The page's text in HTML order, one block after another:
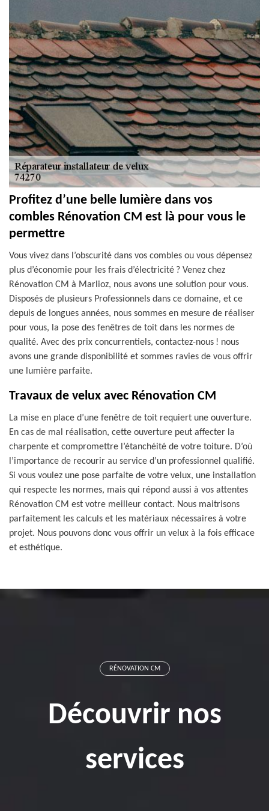
Profitez d’une belle lumière dans vos
combles Rénovation CM est là pour vous le
permettre
Vous vivez dans l’obscurité dans vos combles ou vous dépensez
plus d’économie pour les frais d’électricité ? Venez chez
Rénovation CM à Marlioz, nous avons une solution pour vous.
Disposés de plusieurs Professionnels dans ce domaine, et ce
depuis de longues années, nous sommes en mesure de réaliser
pour vous, la pose des fenêtres de toit dans les normes de
qualité. Avec des prix concurrentiels, contactez-nous ! nous
avons une grande disponibilité et sommes ravies de vous offrir
une lumière parfaite.
Travaux de velux avec Rénovation CM
La mise en place d’une fenêtre de toit requiert une ouverture.
En cas de mal réalisation, cette ouverture peut affecter la
charpente et compromettre l’étanchéité de votre toiture. D’où
l’importance de recourir au service d’un professionnel qualifié.
Si vous voulez une pose parfaite de votre velux, une installation
qui respecte les normes, mais qui répond aussi à vos attentes
Rénovation CM est votre meilleur contact. Nous maitrisons
parfaitement les calculs et les matériaux nécessaires à votre
projet. Nous pouvons donc vous offrir un velux à la fois efficace
et esthétique.
RÉNOVATION CM
Découvrir nos
services